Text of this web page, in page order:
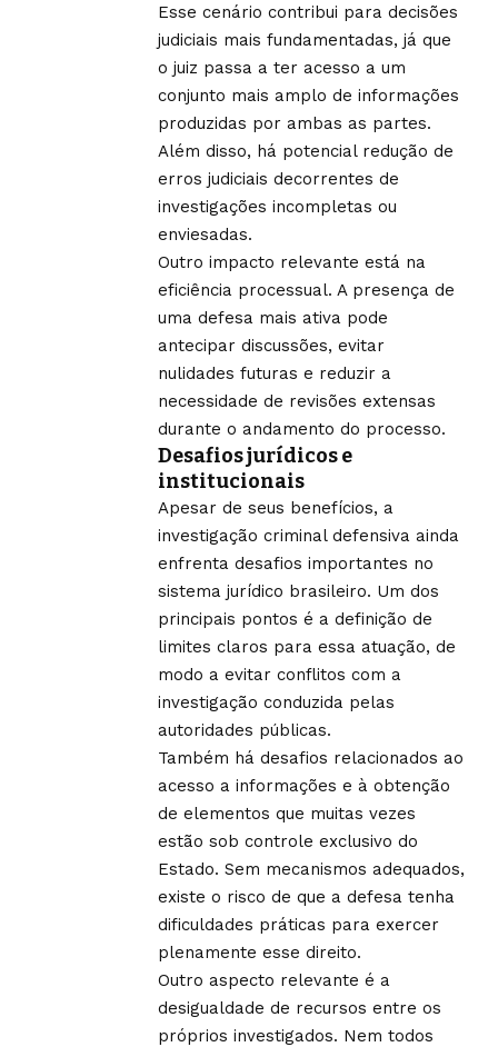
Esse cenário contribui para decisões
judiciais mais fundamentadas, já que
o juiz passa a ter acesso a um
conjunto mais amplo de informações
produzidas por ambas as partes.
Além disso, há potencial redução de
erros judiciais decorrentes de
investigações incompletas ou
enviesadas.
Outro impacto relevante está na
eficiência processual. A presença de
uma defesa mais ativa pode
antecipar discussões, evitar
nulidades futuras e reduzir a
necessidade de revisões extensas
durante o andamento do processo.
Desafios jurídicos e
institucionais
Apesar de seus benefícios, a
investigação criminal defensiva ainda
enfrenta desafios importantes no
sistema jurídico brasileiro. Um dos
principais pontos é a definição de
limites claros para essa atuação, de
modo a evitar conflitos com a
investigação conduzida pelas
autoridades públicas.
Também há desafios relacionados ao
acesso a informações e à obtenção
de elementos que muitas vezes
estão sob controle exclusivo do
Estado. Sem mecanismos adequados,
existe o risco de que a defesa tenha
dificuldades práticas para exercer
plenamente esse direito.
Outro aspecto relevante é a
desigualdade de recursos entre os
próprios investigados. Nem todos